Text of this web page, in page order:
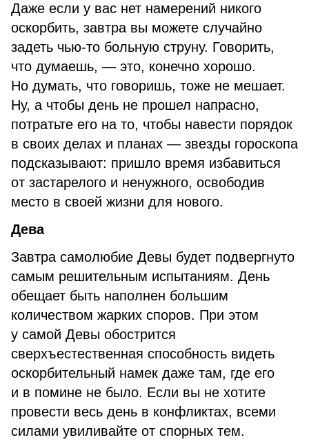
Даже если у вас нет намерений никого
оскорбить, завтра вы можете случайно
задеть чью-то больную струну. Говорить,
что думаешь, — это, конечно хорошо.
Но думать, что говоришь, тоже не мешает.
Ну, а чтобы день не прошел напрасно,
потратьте его на то, чтобы навести порядок
в своих делах и планах — звезды гороскопа
подсказывают: пришло время избавиться
от застарелого и ненужного, освободив
место в своей жизни для нового.
Дева
Завтра самолюбие Девы будет подвергнуто
самым решительным испытаниям. День
обещает быть наполнен большим
количеством жарких споров. При этом
у самой Девы обострится
сверхъестественная способность видеть
оскорбительный намек даже там, где его
и в помине не было. Если вы не хотите
провести весь день в конфликтах, всеми
силами увиливайте от спорных тем.